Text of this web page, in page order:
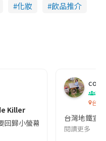
化妝
飲品推介
Killer
回歸小螢幕啦!這次的劇本改編
co
吹
台灣
台灣地鐵宣
閱讀更多